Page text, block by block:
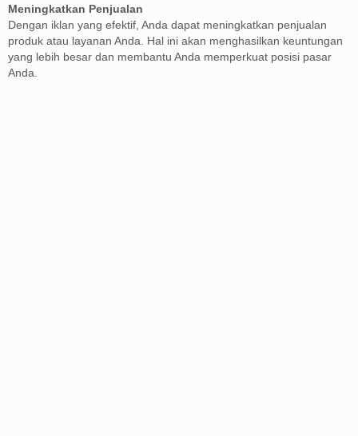
Meningkatkan Penjualan
Dengan iklan yang efektif, Anda dapat meningkatkan penjualan
produk atau layanan Anda. Hal ini akan menghasilkan keuntungan
yang lebih besar dan membantu Anda memperkuat posisi pasar
Anda.